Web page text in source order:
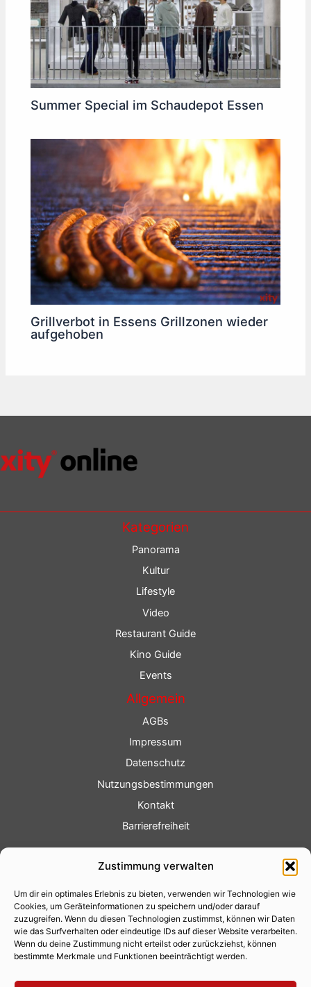
Zustimmung verwalten
Um dir ein optimales Erlebnis zu bieten, verwenden wir Technologien wie
Cookies, um Geräteinformationen zu speichern und/oder darauf
zuzugreifen. Wenn du diesen Technologien zustimmst, können wir Daten
wie das Surfverhalten oder eindeutige IDs auf dieser Website verarbeiten.
Wenn du deine Zustimmung nicht erteilst oder zurückziehst, können
bestimmte Merkmale und Funktionen beeinträchtigt werden.
Summer Special im Schaudepot Essen
Grillverbot in Essens Grillzonen wieder
aufgehoben
Kategorien
Panorama
Kultur
Lifestyle
Video
Restaurant Guide
Kino Guide
Events
Allgemein
AGBs
Impressum
Datenschutz
Nutzungsbestimmungen
Kontakt
Barrierefreiheit
Fotoservice
Videoservice
Werbung
Contenterstellung
Lokalnachrichten
Lokalfernsehen